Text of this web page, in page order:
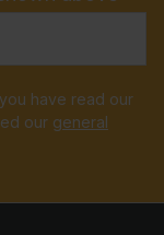
have read our
our general